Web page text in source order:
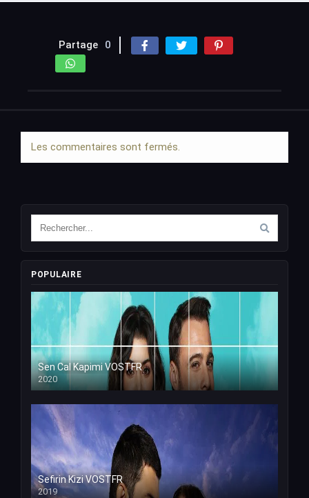
Partage 0
Les commentaires sont fermés.
POPULAIRE
Sen Cal Kapimi VOSTFR
2020
Sefirin Kizi VOSTFR
2019